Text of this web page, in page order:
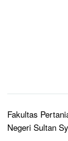
Fakultas
Negeri Sultan